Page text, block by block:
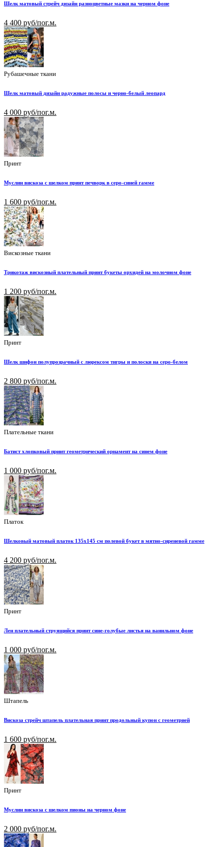
Шелк матовый стрейч дизайн разноцветные мазки на черном фоне
4 400 руб/пог.м.
Рубашечные ткани
Шелк матовый дизайн радужные полосы и черно-белый леопард
4 000 руб/пог.м.
Принт
Муслин вискоза с шелком принт печворк в серо-синей гамме
1 600 руб/пог.м.
Вискозные ткани
Трикотаж вискозный плательный принт букеты орхидей на молочном фоне
1 200 руб/пог.м.
Принт
Шелк шифон полупрозрачный с люрексом тигры и полоски на серо-белом
2 800 руб/пог.м.
Плательные ткани
Батист хлопковый принт геометрический орнамент на синем фоне
1 000 руб/пог.м.
Платок
Шелковый матовый платок 135х145 см полевой букет в мятно-сиреневой гамме
4 200 руб/пог.м.
Принт
Лен плательный струящийся принт сине-голубые листья на ванильном фоне
1 000 руб/пог.м.
Штапель
Вискоза стрейч штапель плательная принт продольный купон с геометрией
1 600 руб/пог.м.
Принт
Муслин вискоза с шелком пионы на черном фоне
2 000 руб/пог.м.